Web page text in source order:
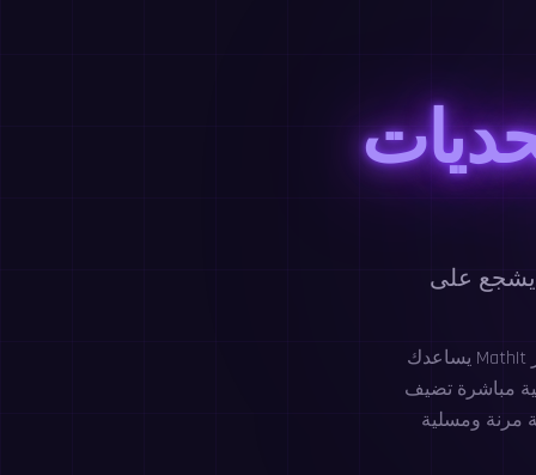
يشجع على
يساعدك MathIt على إتقان جداول الضرب من خلال لعبة تدريب ممتعة تجمع بين السرعة والدقة والتكرار
مباشرة تضيف
مرنة ومسلية